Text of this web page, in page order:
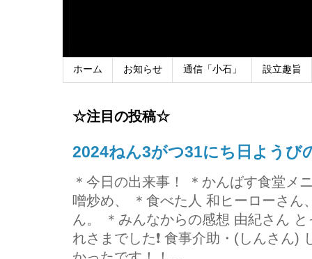
ホーム お知らせ 通信「小石」 設立趣旨
☆注目の投稿☆
2024ねん3がつ31にち日ようび
＊今日の出来事！ ＊かんばす食堂メ
噌炒め、 ＊食べた人 和ヒーローさん
ん。 ＊みんなからの感想 由紀さん
れさまでした❗ 食事介助・(しんさん)